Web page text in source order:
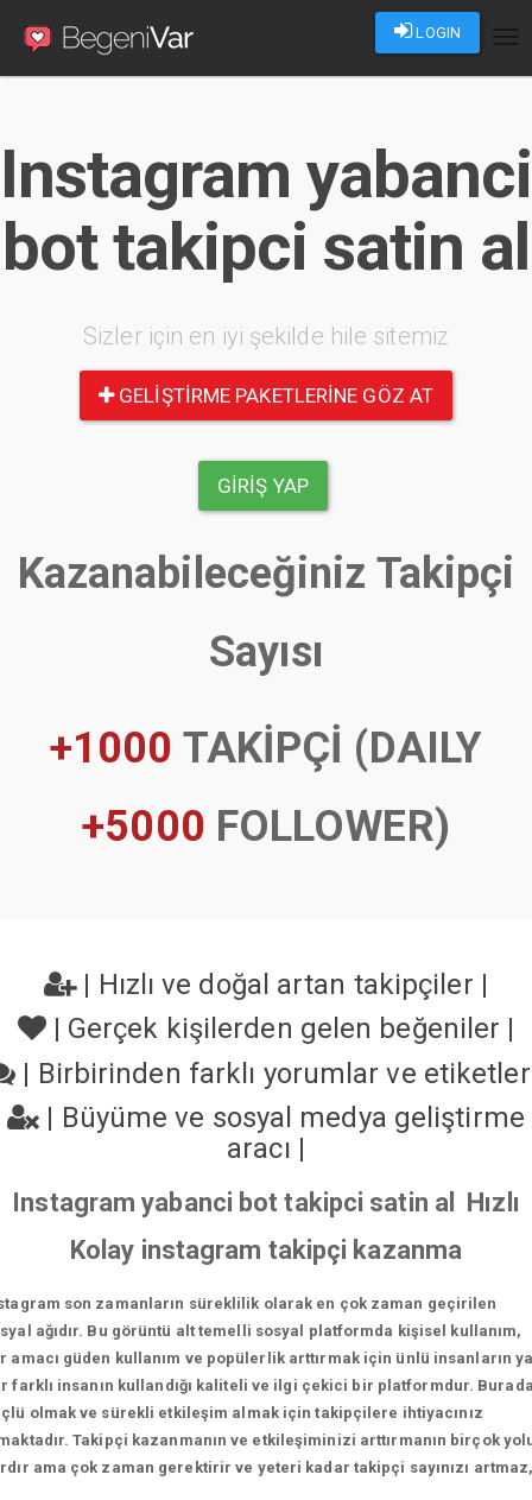
LOGIN
Instagram yabanci
bot takipci satin al
Sizler için en iyi şekilde hile sitemiz
GELIŞTIRME PAKETLERINE GÖZ AT
GIRIŞ YAP
Kazanabileceğiniz Takipçi
Sayısı
+1000 TAKİPÇİ (DAILY
+5000 FOLLOWER)
| Hızlı ve doğal artan takipçiler |
| Gerçek kişilerden gelen beğeniler |
| Birbirinden farklı yorumlar ve
| Büyüme ve sosyal medya geliştirme
aracı |
Instagram yabanci bot takipci satin al Hızlı
Kolay instagram takipçi kazanma
son zamanların süreklilik olarak en çok zaman geçirilen
ağıdır. Bu görüntü alt temelli sosyal platformda kişisel kullanım,
amacı güden kullanım ve popülerlik arttırmak için ünlü insanların
farklı insanın kullandığı kaliteli ve ilgi çekici bir platformdur.
olmak ve sürekli etkileşim almak için takipçilere ihtiyacınız
Takipçi kazanmanın ve etkileşiminizi arttırmanın birçok
ama çok zaman gerektirir ve yeteri kadar takipçi sayınızı